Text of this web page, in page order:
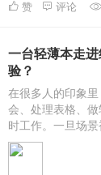
赞 评论
一台轻薄本走
验？
在很多人的印象
会、处理表格、
时工作。一旦场景